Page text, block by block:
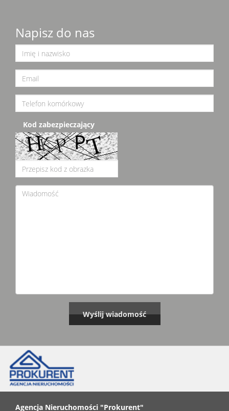
Napisz do nas
Kod zabezpieczający
Agencja Nieruchomości "Prokurent"